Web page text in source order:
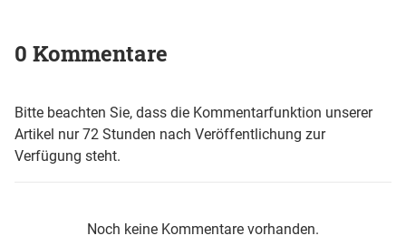
0 Kommentare
Bitte beachten Sie, dass die Kommentarfunktion unserer
Artikel nur 72 Stunden nach Veröffentlichung zur
Verfügung steht.
Noch keine Kommentare vorhanden.